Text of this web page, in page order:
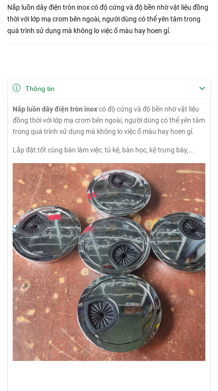
Nắp luồn dây điện tròn inox có độ cứng và độ bền nhờ vật liệu đồng
thời với lớp mạ crom bên ngoài, người dùng có thể yên tâm trong
quá trình sử dụng mà không lo việc ố màu hay hoen gỉ.
Thông tin
Nắp luồn dây điện tròn inoxcó độ cứng và độ bền nhờ vật liệu
đồng thời với lớp mạ crom bên ngoài, người dùng có thể yên tâm
trong quá trình sử dụng mà không lo việc ố màu hay hoen gỉ.
Lắp đặt tốt cùng bàn làm việc, tủ kệ, bàn học, kệ trưng bày,...